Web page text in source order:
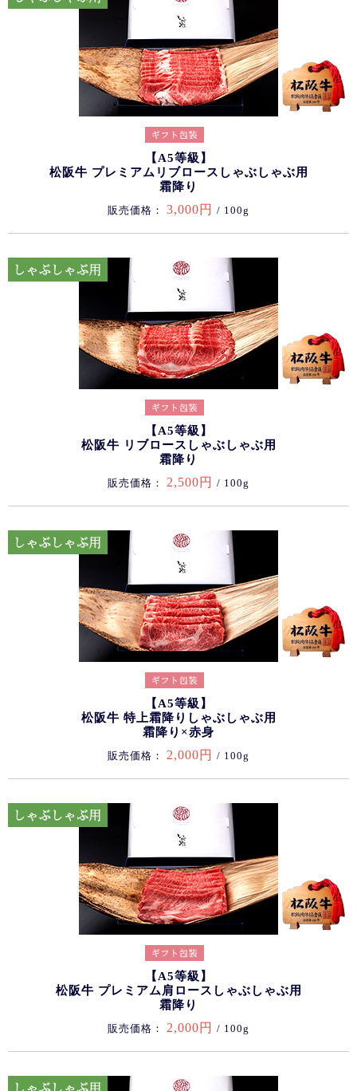
【A5等級】
松阪牛 プレミアムリブロースしゃぶしゃぶ用
霜降り
販売価格： 3,000円 / 100g
【A5等級】
松阪牛 リブロースしゃぶしゃぶ用
霜降り
販売価格： 2,500円 / 100g
【A5等級】
松阪牛 特上霜降りしゃぶしゃぶ用
霜降り×赤身
販売価格： 2,000円 / 100g
【A5等級】
松阪牛 プレミアム肩ロースしゃぶしゃぶ用
霜降り
販売価格： 2,000円 / 100g